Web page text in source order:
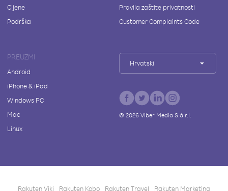
Cijene
Podrška
Pravila zaštite privatnosti
Customer Complaints Code
PREUZMI
Android
iPhone & iPad
Windows PC
Mac
Linux
Hrvatski
© 2026Viber Media S.à r.l.
Rakuten Viki Rakuten Kobo Rakuten Travel Rakuten Marketing